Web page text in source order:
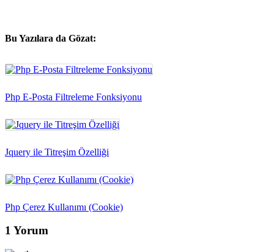
Bu Yazılara da Gözat:
Php E-Posta Filtreleme Fonksiyonu
Jquery ile Titreşim Özelliği
Php Çerez Kullanımı (Cookie)
1 Yorum